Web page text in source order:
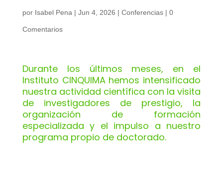
por Isabel Pena | Jun 4, 2026 | Conferencias| 0
Comentarios
Durante los últimos meses, en el
Instituto CINQUIMA hemos intensificado
nuestra actividad científica con la visita
de investigadores de prestigio, la
organización de formación
especializada y el impulso a nuestro
programa propio de doctorado.